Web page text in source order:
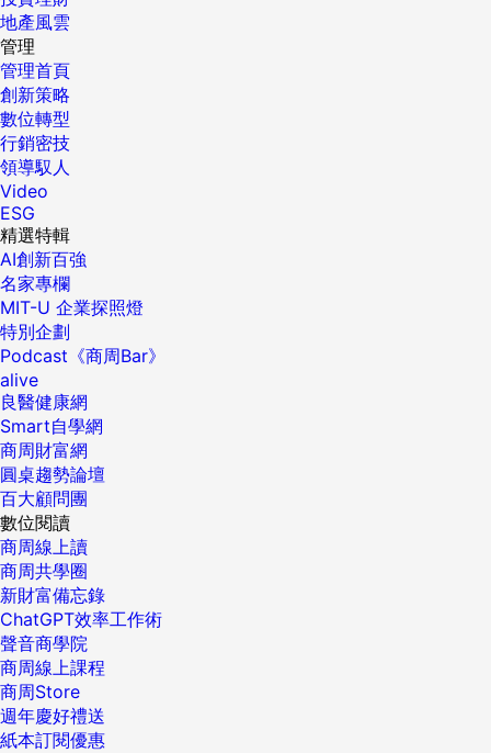
地產風雲
管理
管理首頁
創新策略
數位轉型
行銷密技
領導馭人
Video
ESG
精選特輯
AI創新百強
名家專欄
MIT-U 企業探照燈
特別企劃
Podcast《商周Bar》
alive
良醫健康網
Smart自學網
商周財富網
圓桌趨勢論壇
百大顧問團
數位閱讀
商周線上讀
商周共學圈
新財富備忘錄
ChatGPT效率工作術
聲音商學院
商周線上課程
商周Store
週年慶好禮送
紙本訂閱優惠